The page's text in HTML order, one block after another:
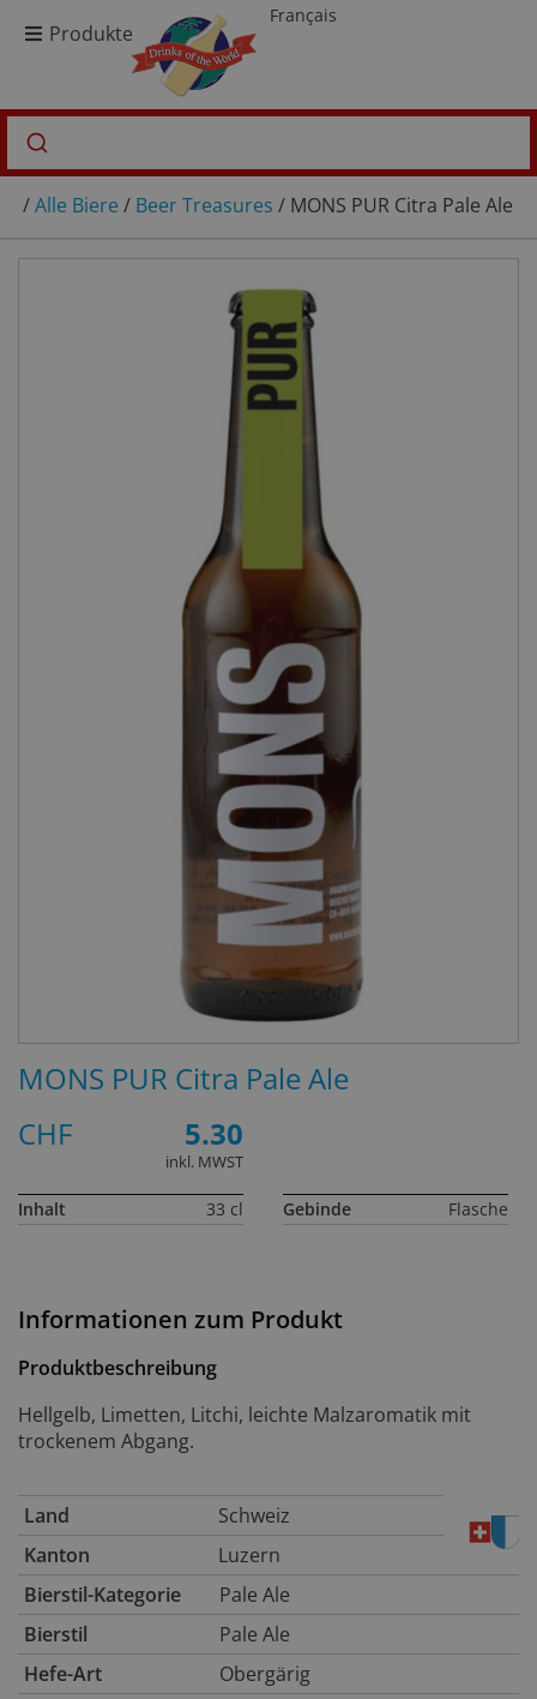
Produkte
Français
/Alle Biere / Beer Treasures / MONS PUR Citra Pale Ale
Informationen zum Produkt
Produktbeschreibung
Hellgelb, Limetten, Litchi, leichte Malzaromatik mit
trockenem Abgang.
Land
Schweiz
Kanton
Luzern
Bierstil-Kategorie
Pale Ale
Bierstil
Pale Ale
Hefe-Art
Obergärig
MONS PUR Citra Pale Ale
CHF
5.30
inkl. MWST
Inhalt 33 cl Gebinde Flasche